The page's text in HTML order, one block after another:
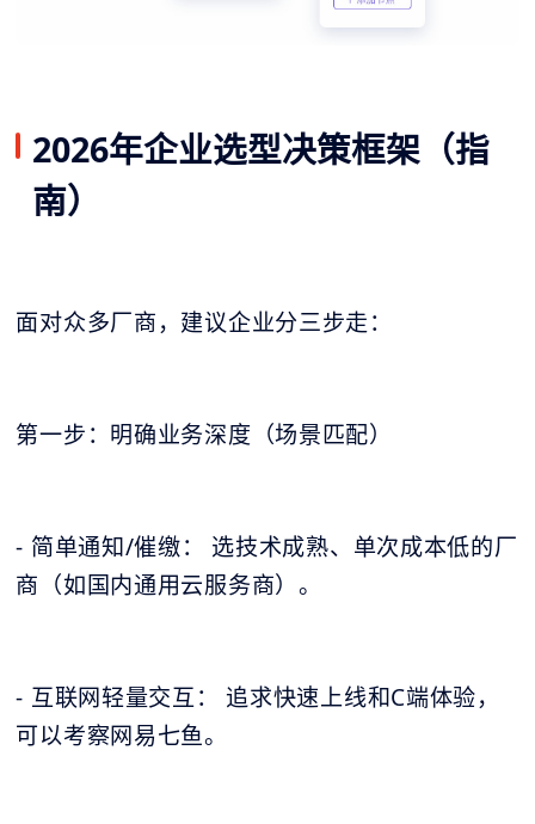
2026年企业选型决策框架（指
南）
面对众多厂商，建议企业分三步走：
第一步：明确业务深度（场景匹配）
- 简单通知/催缴： 选技术成熟、单次成本低的厂
商（如国内通用云服务商）。
- 互联网轻量交互： 追求快速上线和C端体验，
可以考察网易七鱼。